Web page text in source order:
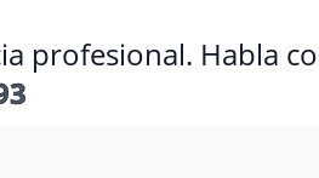
profesional. Habla